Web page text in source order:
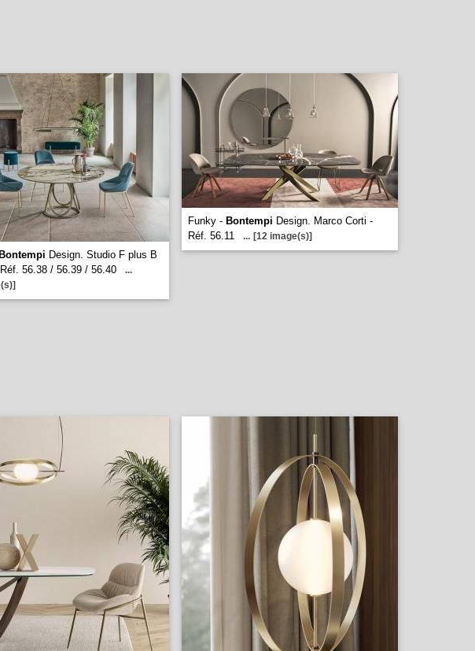
Bontempi Design. Studio F plus B
56.38 / 56.39 / 56.40
...
Funky - Bontempi Design. Marco Corti -
Réf. 56.11
... [12 image(s)]